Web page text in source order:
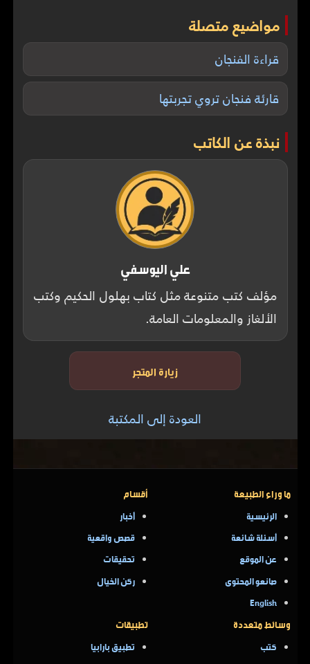
مواضيع متصلة
قراءة الفنجان
قارئة فنجان تروي تجربتها
نبذة عن الكاتب
علي اليوسفي
⁠مؤلف كتب متنوعة مثل كتاب بهلول الحكيم وكتب
الألغاز والمعلومات العامة.
زيارة المتجر
العودة إلى المكتبة
ما وراء الطبيعة
الرئيسية
أسئلة شائعة
عن الموقع
صانعو المحتوى
English
أقسام
أخبار
قصص واقعية
تحقيقات
ركن الخيال
وسائط متعددة
كتب
تطبيقات
تطبيق بارابيا